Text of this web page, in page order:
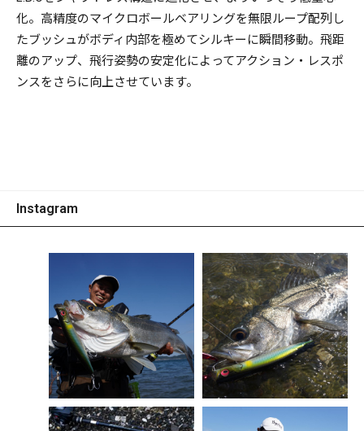
化。高精度のマイクロボールベアリングを無限ループ配列し
たブッシュがボディ内部を極めてシルキーに瞬間移動。飛距
離のアップ、飛行姿勢の安定化によってアクション・レスポ
ンスをさらに向上させています。
Instagram